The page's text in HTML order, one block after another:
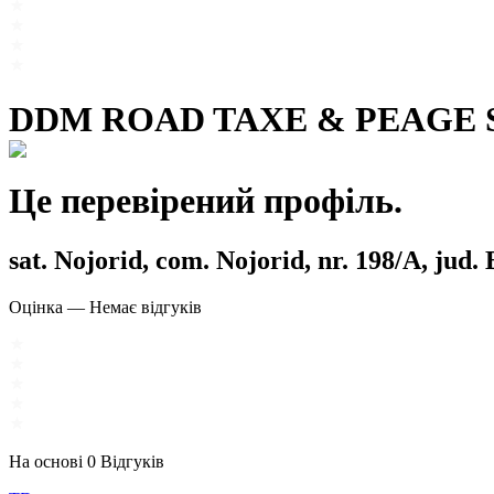
DDM ROAD TAXE & PEAGE
Це перевірений профіль.
sat. Nojorid, com. Nojorid, nr. 198/A, jud.
Оцінка — Немає відгуків
На основі 0 Відгуків